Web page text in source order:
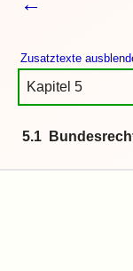
Zusatztexte
Kapitel 5
5.1